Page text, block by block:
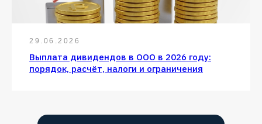
29.06.2026
Выплата дивидендов в ООО в 2026 году:
порядок, расчёт, налоги и ограничения